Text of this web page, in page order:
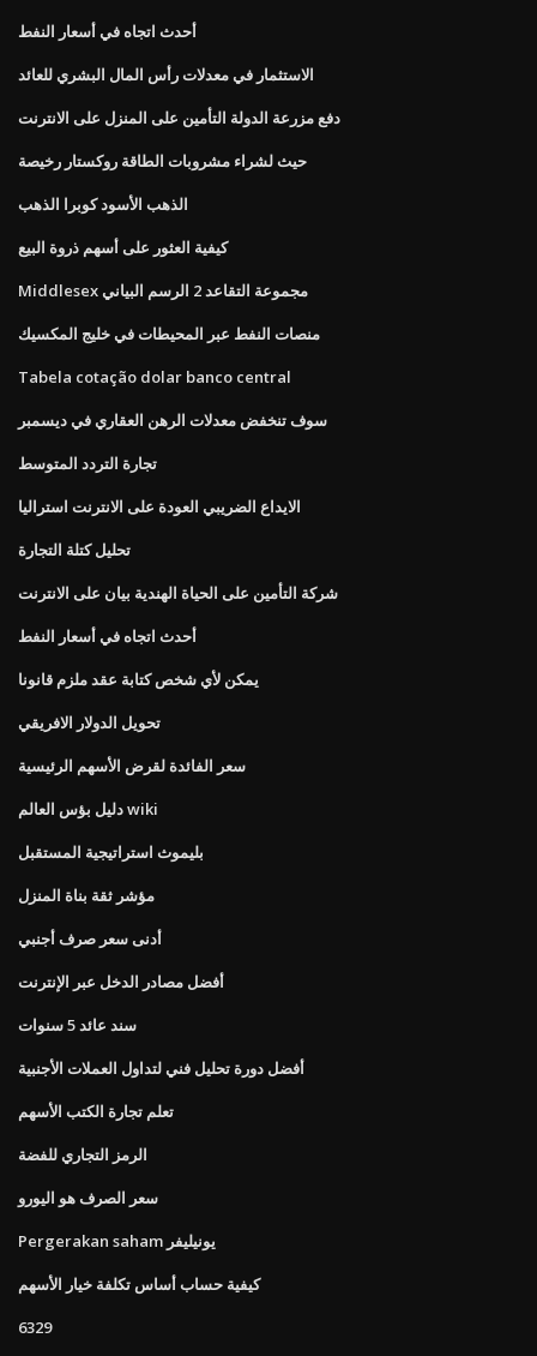
أحدث اتجاه في أسعار النفط
الاستثمار في معدلات رأس المال البشري للعائد
دفع مزرعة الدولة التأمين على المنزل على الانترنت
حيث لشراء مشروبات الطاقة روكستار رخيصة
الذهب الأسود كوبرا الذهب
كيفية العثور على أسهم ذروة البيع
Middlesex مجموعة التقاعد 2 الرسم البياني
منصات النفط عبر المحيطات في خليج المكسيك
Tabela cotação dolar banco central
سوف تنخفض معدلات الرهن العقاري في ديسمبر
تجارة التردد المتوسط
الايداع الضريبي العودة على الانترنت استراليا
تحليل كتلة التجارة
شركة التأمين على الحياة الهندية بيان على الانترنت
أحدث اتجاه في أسعار النفط
يمكن لأي شخص كتابة عقد ملزم قانونا
تحويل الدولار الافريقي
سعر الفائدة لقرض الأسهم الرئيسية
دليل بؤس العالم wiki
بليموث استراتيجية المستقبل
مؤشر ثقة بناة المنزل
أدنى سعر صرف أجنبي
أفضل مصادر الدخل عبر الإنترنت
سند عائد 5 سنوات
أفضل دورة تحليل فني لتداول العملات الأجنبية
تعلم تجارة الكتب الأسهم
الرمز التجاري للفضة
سعر الصرف هو اليورو
Pergerakan saham يونيليفر
كيفية حساب أساس تكلفة خيار الأسهم
6329